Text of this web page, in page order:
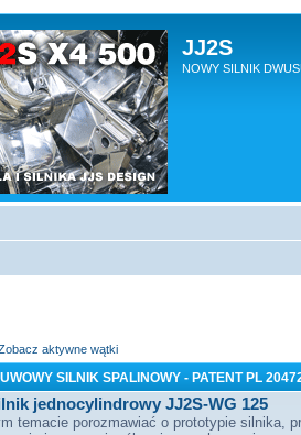
JJ2S
NOWY SILNIK
aktywne wątki
SILNIK SPALINOWY - PATENT PL
jednocylindrowy JJ2S-WG 125
temacie porozmawiać o prototypie silnika,